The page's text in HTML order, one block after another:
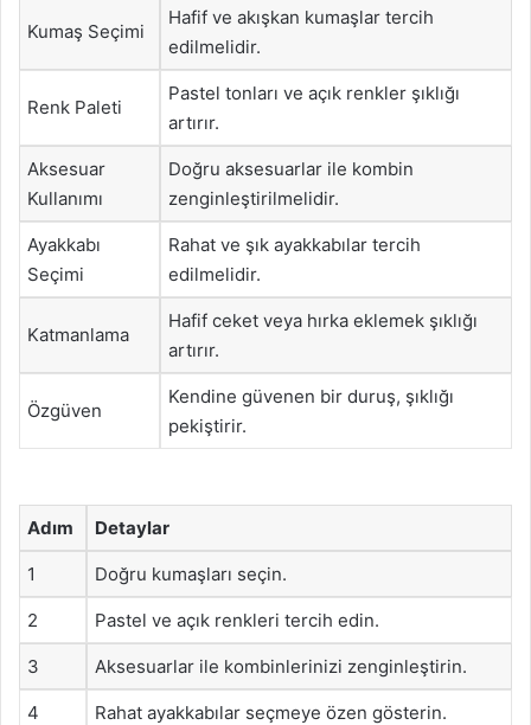
Kumaş Seçimi
Hafif ve akışkan kumaşlar tercih
edilmelidir.
Renk Paleti
Pastel tonları ve açık renkler şıklığı
artırır.
Aksesuar
Kullanımı
Doğru aksesuarlar ile kombin
zenginleştirilmelidir.
Ayakkabı
Seçimi
Rahat ve şık ayakkabılar tercih
edilmelidir.
Katmanlama
Hafif ceket veya hırka eklemek şıklığı
artırır.
Özgüven
Kendine güvenen bir duruş, şıklığı
pekiştirir.
Adım Detaylar
1 Doğru kumaşları seçin.
2 Pastel ve açık renkleri tercih edin.
3 Aksesuarlar ile kombinlerinizi zenginleştirin.
4 Rahat ayakkabılar seçmeye özen gösterin.